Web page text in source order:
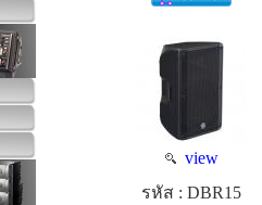
view
รหัส : DBR15